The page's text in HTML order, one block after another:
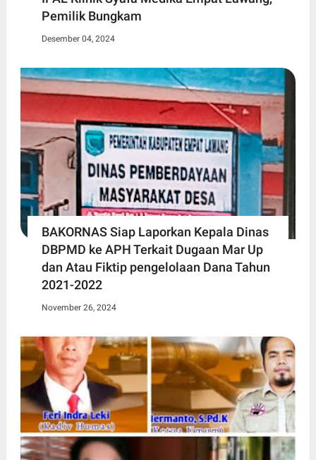
Pemilik Bungkam
Desember 04, 2024
BAKORNAS Siap Laporkan Kepala Dinas
DBPMD ke APH Terkait Dugaan Mar Up
dan Atau Fiktip pengelolaan Dana Tahun
2021-2022
November 26, 2024